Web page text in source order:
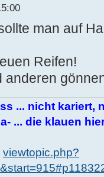
man auf
Reifen!
anderen
... nicht kariert,
... die klauen
viewtopic.php?